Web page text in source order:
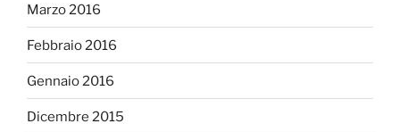
Marzo 2016
Febbraio 2016
Gennaio 2016
Dicembre 2015